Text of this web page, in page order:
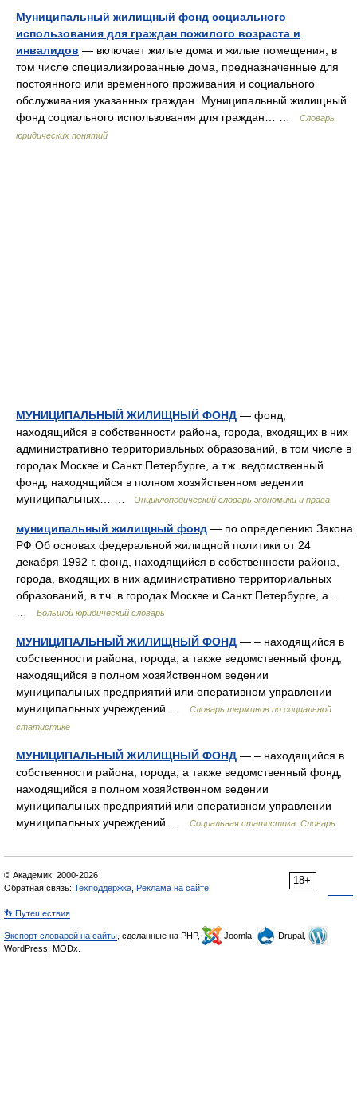
Муниципальный жилищный фонд социального
использования для граждан пожилого возраста и
инвалидов — включает жилые дома и жилые помещения, в
том числе специализированные дома, предназначенные для
постоянного или временного проживания и социального
обслуживания указанных граждан. Муниципальный жилищный
фонд социального использования для граждан… …
Словарь
юридических понятий
МУНИЦИПАЛЬНЫЙ ЖИЛИЩНЫЙ ФОНД — фонд,
находящийся в собственности района, города, входящих в них
административно территориальных образований, в том числе в
городах Москве и Санкт Петербурге, а т.ж. ведомственный
фонд, находящийся в полном хозяйственном ведении
муниципальных… …
Энциклопедический словарь экономики и права
муниципальный жилищный фонд — по определению Закона
РФ Об основах федеральной жилищной политики от 24
декабря 1992 г. фонд, находящийся в собственности района,
города, входящих в них административно территориальных
образований, в т.ч. в городах Москве и Санкт Петербурге, а…
Большой юридический словарь
МУНИЦИПАЛЬНЫЙ ЖИЛИЩНЫЙ ФОНД — – находящийся в
собственности района, города, а также ведомственный фонд,
находящийся в полном хозяйственном ведении
муниципальных предприятий или оперативном управлении
муниципальных учреждений …
Словарь терминов по социальной
статистике
МУНИЦИПАЛЬНЫЙ ЖИЛИЩНЫЙ ФОНД — – находящийся в
собственности района, города, а также ведомственный фонд,
находящийся в полном хозяйственном ведении
муниципальных предприятий или оперативном управлении
муниципальных учреждений …
Социальная статистика. Словарь
18+
© Академик, 2000-2026
Обратная связь: Техподдержка Реклама на сайте
👣 Путешествия
Экспорт словарей на сайты , сделанные на PHP, Joomla,
Drupal,
WordPress, MODx.